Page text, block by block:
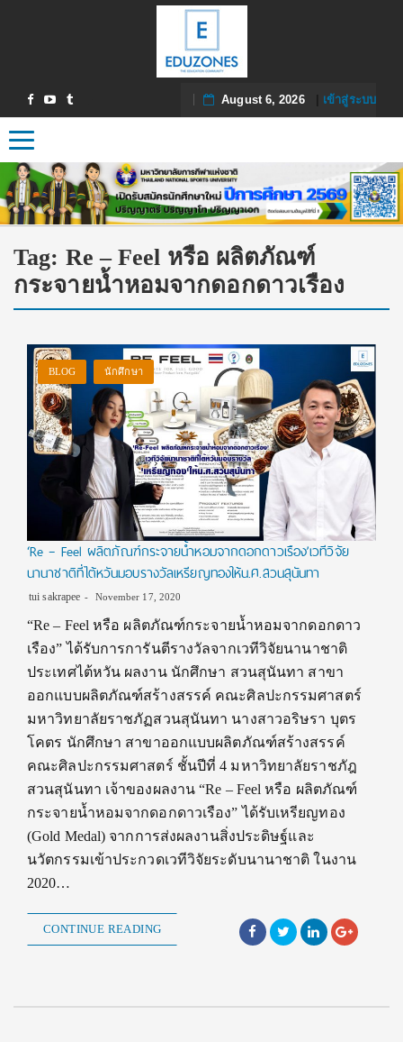
August 6, 2026| เข้าสู่ระบบ
Toggle navigation
Tag: Re – Feel หรือ ผลิตภัณฑ์
กระจายน้ำหอมจากดอกดาวเรือง
BLOG นักศึกษา
‘Re – Feel ผลิตภัณฑ์กระจายน้ำหอมจากดอกดาวเรือง’เวทีวิจัย
นานาชาติที่ไต้หวันมอบรางวัลเหรียญทองให้น.ศ.สวนสุนันทา
tui sakrapee November 17, 2020
“Re – Feel หรือ ผลิตภัณฑ์กระจายน้ำหอมจากดอกดาว
เรือง” ได้รับการการันตีรางวัลจากเวทีวิจัยนานาชาติ
ประเทศไต้หวัน ผลงาน นักศึกษา สวนสุนันทา สาขา
ออกแบบผลิตภัณฑ์สร้างสรรค์ คณะศิลปะกรรมศาสตร์
มหาวิทยาลัยราชภัฏสวนสุนันทา นางสาวอริษรา บุตร
โคตร นักศึกษา สาขาออกแบบผลิตภัณฑ์สร้างสรรค์
คณะศิลปะกรรมศาสตร์ ชั้นปีที่ 4 มหาวิทยาลัยราชภัฎ
สวนสุนันทา เจ้าของผลงาน “Re – Feel หรือ ผลิตภัณฑ์
กระจายน้ำหอมจากดอกดาวเรือง” ได้รับเหรียญทอง
(Gold Medal) จากการส่งผลงานสิ่งประดิษฐ์และ
นวัตกรรมเข้าประกวดเวทีวิจัยระดับนานาชาติ ในงาน
2020…
CONTINUE READING